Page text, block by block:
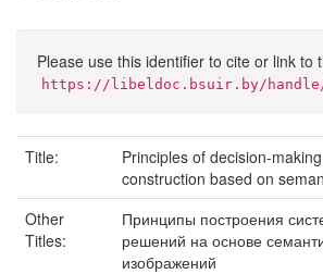
Please use this identifier to cite or link to
https://libeldoc.bsuir.by/handle/
Title:
Principles of decision-
construction based on
Other
Titles:
Принципы построения
решений на основе
изображений